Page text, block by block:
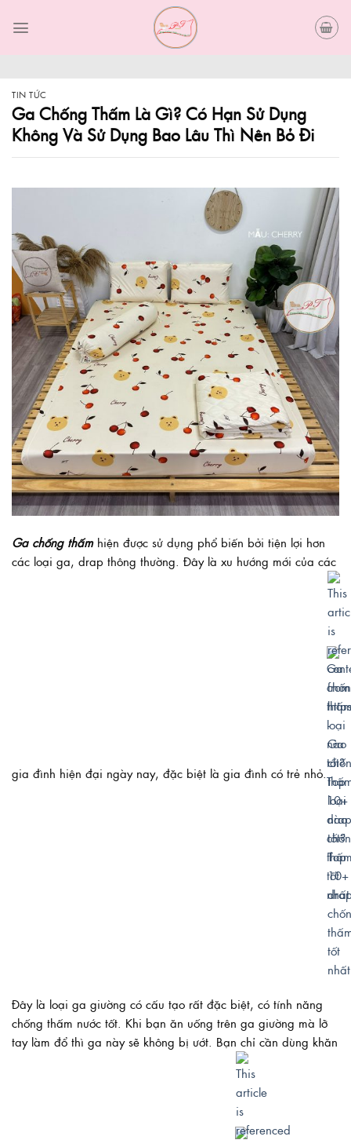
TIN TỨC
Ga Chống Thấm Là Gì? Có Hạn Sử Dụng
Không Và Sử Dụng Bao Lâu Thì Nên Bỏ Đi
Ga chống thấmhiện được sử dụng phổ biến bởi tiện lợi hơn
các loại ga, drap thông thường. Đây là xu hướng mới của các
gia đình hiện đại ngày nay, đặc biệt là gia đình có trẻ nhỏ.
Đây là loại ga giường có cấu tạo rất đặc biệt, có tính năng
chống thấm nước tốt. Khi bạn ăn uống trên ga giường mà lỡ
tay làm đổ thì ga này sẽ không bị ướt. Bạn chỉ cần dùng khăn